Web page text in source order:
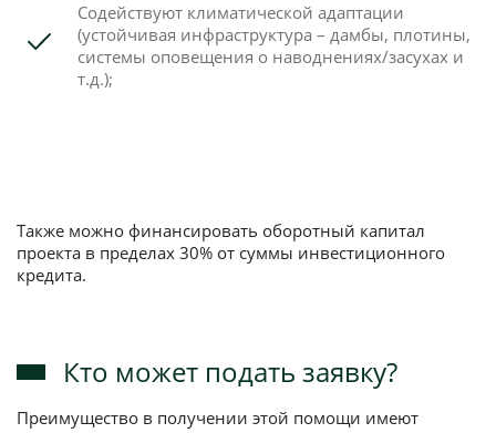
Содействуют климатической адаптации
(устойчивая инфраструктура – дамбы, плотины,
системы оповещения о наводнениях/засухах и
т.д.);
Также можно финансировать оборотный капитал
проекта в пределах 30% от суммы инвестиционного
кредита.
Кто может подать заявку?
Преимущество в получении этой помощи имеют